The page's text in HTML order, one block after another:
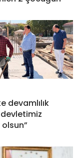
devamlılık